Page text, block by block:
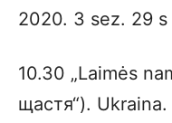
2020. 3 sez. 29 s
10.30 „Laimės
щастя“).